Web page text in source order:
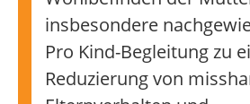
insbesondere
Pro Kind-Begleitung zu
Reduzierung von